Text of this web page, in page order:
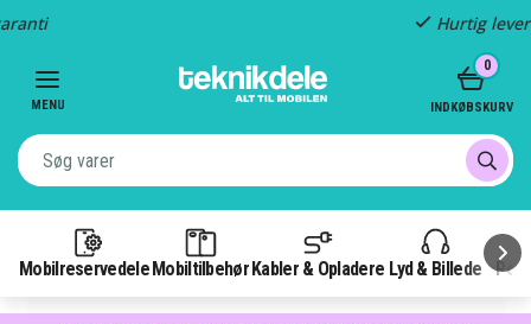
MENU
Mobilreservedele Mobiltilbehør Kabler & Opladere Lyd & Billede
0
INDKØBSKURV